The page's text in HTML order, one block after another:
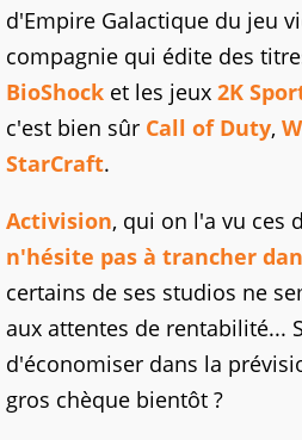
d'Empire Galactique du jeu
compagnie qui édite des
BioShock et les jeux 2K
c'est bien sûr Call of Duty,
StarCraft.
Activision, qui on l'a vu ces
n'hésite pas à trancher
certains de ses studios ne
aux attentes de rentabilité...
d'économiser dans la
gros chèque bientôt ?